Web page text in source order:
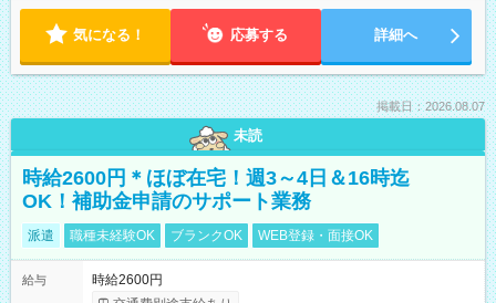
気になる！ 応募する 詳細へ
掲載日：2026.08.07
未読
時給2600円＊ほぼ在宅！週3～4日＆16時迄
OK！補助金申請のサポート業務
派遣 職種未経験OK ブランクOK WEB登録・面接OK
給与
時給2600円